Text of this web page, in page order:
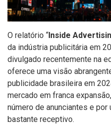
O relatório “Inside
da indústria publicitária em
divulgado recentemente na
oferece uma visão
publicidade brasileira em
mercado em franca
número de anunciantes e
bastante receptivo.